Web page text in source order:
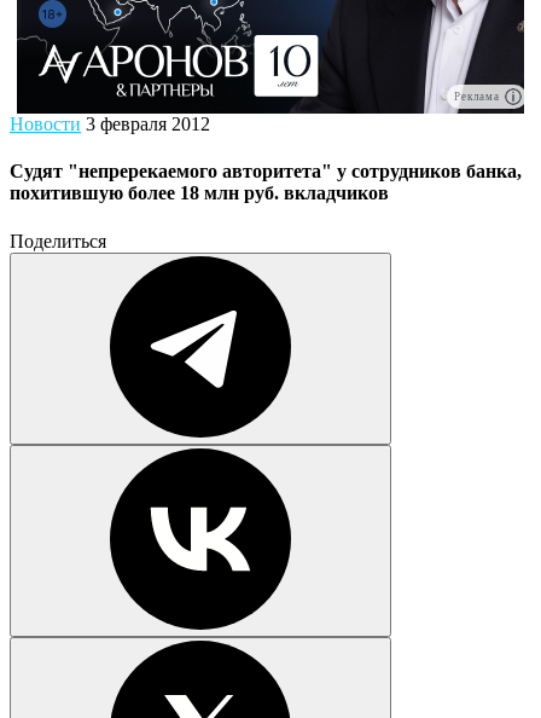
Реклама
Новости 3 февраля 2012
Судят "непререкаемого авторитета" у сотрудников банка,
похитившую более 18 млн руб. вкладчиков
Поделиться